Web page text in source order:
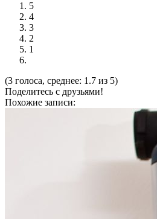
5
4
3
2
1
(3 голоса, среднее: 1.7 из 5)
Поделитесь с друзьями!
Похожие записи: